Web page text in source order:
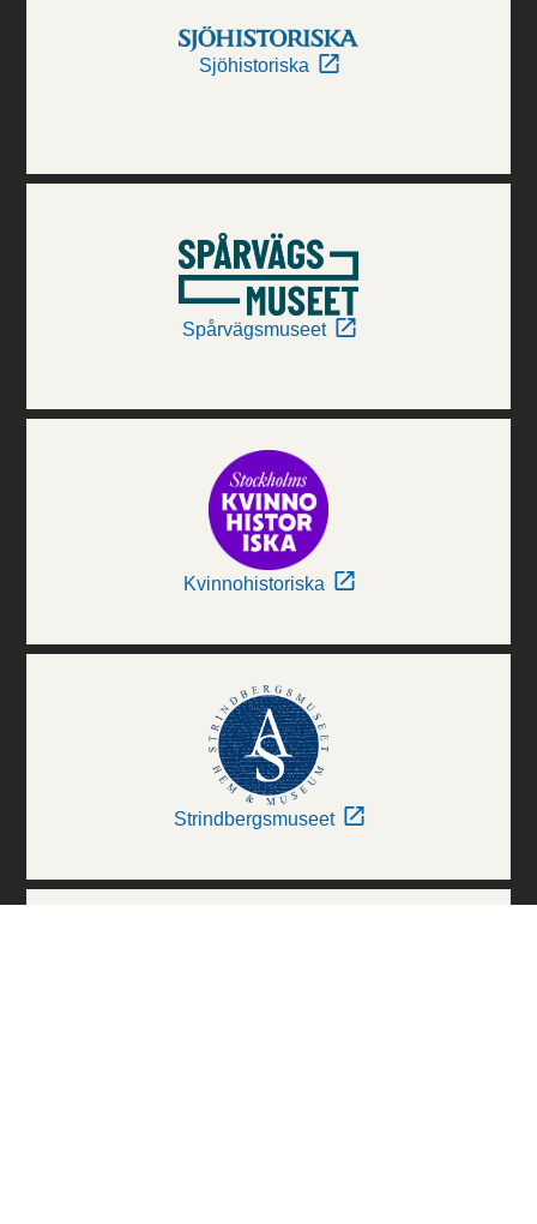
Sjöhistoriska
Spårvägsmuseet
Kvinnohistoriska
Strindbergsmuseet